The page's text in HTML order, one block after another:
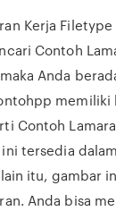
Kerja
Contoh
Anda
memiliki
Contoh
tersedia
itu, gambar
Anda bisa